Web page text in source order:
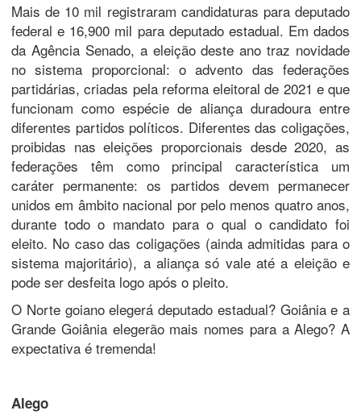
Mais de 10 mil registraram candidaturas para deputado
federal e 16,900 mil para deputado estadual. Em dados
da Agência Senado, a eleição deste ano traz novidade
no sistema proporcional: o advento das federações
partidárias, criadas pela reforma eleitoral de 2021 e que
funcionam como espécie de aliança duradoura entre
diferentes partidos políticos. Diferentes das coligações,
proibidas nas eleições proporcionais desde 2020, as
federações têm como principal característica um
caráter permanente: os partidos devem permanecer
unidos em âmbito nacional por pelo menos quatro anos,
durante todo o mandato para o qual o candidato foi
eleito. No caso das coligações (ainda admitidas para o
sistema majoritário), a aliança só vale até a eleição e
pode ser desfeita logo após o pleito.
O Norte goiano elegerá deputado estadual? Goiânia e a
Grande Goiânia elegerão mais nomes para a Alego? A
expectativa é tremenda!
Alego